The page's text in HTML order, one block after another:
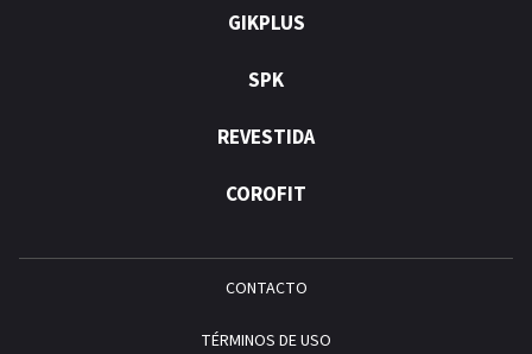
GIKPLUS
SPK
REVESTIDA
COROFIT
CONTACTO
TÉRMINOS DE USO